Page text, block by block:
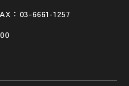
：03-6661-1257